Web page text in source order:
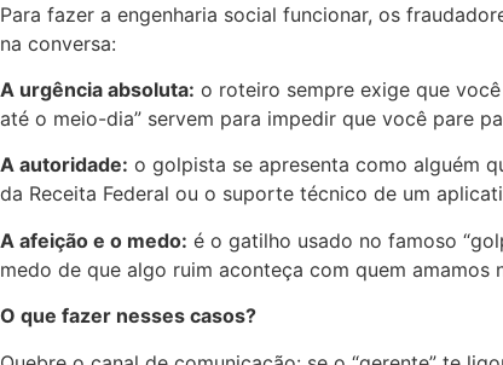
Para fazer a engenharia social funcionar, os
na conversa:
A urgência absoluta: o roteiro sempre exige que
até o meio-dia” servem para impedir que você pare
A autoridade: o golpista se apresenta como alguém
da Receita Federal ou o suporte técnico de um
A afeição e o medo: é o gatilho usado no famoso
medo de que algo ruim aconteça com quem amamos
O que fazer nesses casos?